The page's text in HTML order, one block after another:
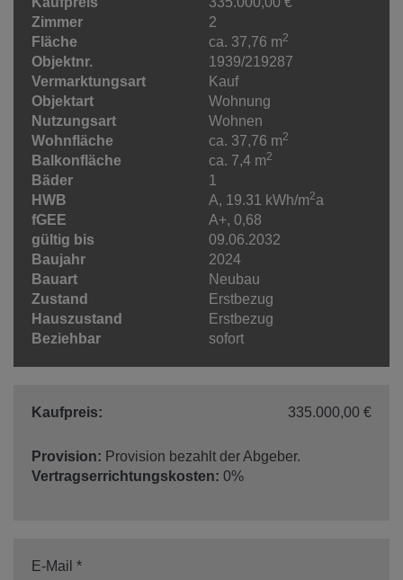
Zimmer
2
Fläche
ca. 37,76 m2
Objektnr.
1939/219287
Vermarktungsart
Kauf
Objektart
Wohnung
Nutzungsart
Wohnen
Wohnfläche
ca. 37,76 m2
Balkonfläche ca. 7,4 m2
Bäder
1
HWB
A, 19.31 kWh/m2a
fGEE
A+, 0,68
gültig bis
09.06.2032
Baujahr
2024
Bauart
Neubau
Zustand
Erstbezug
Hauszustand
Erstbezug
Beziehbar
sofort
Kaufpreis: 335.000,00 €
Provision: Provision bezahlt der Abgeber.
Vertragserrichtungskosten: 0%
E-Mail